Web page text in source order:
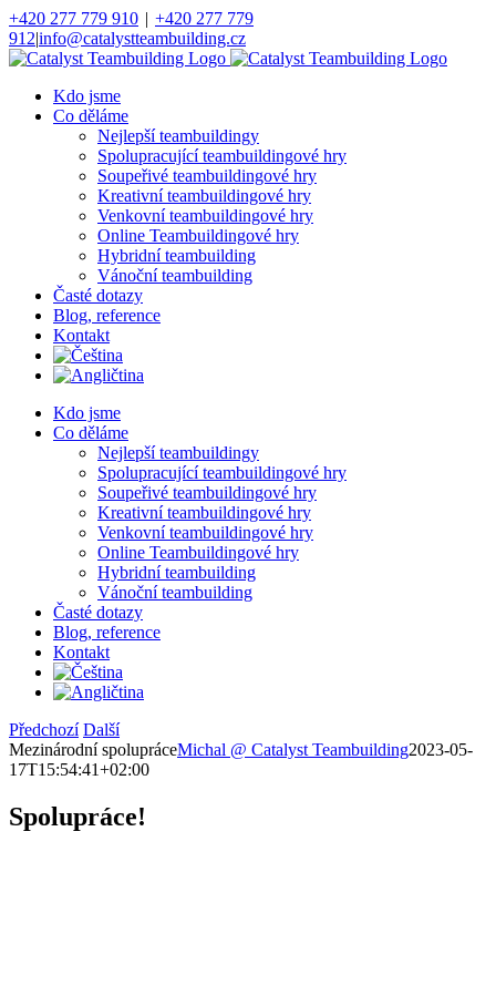
Přeskočit
na
obsah
+420 277 779 910 | +420 277 779
912|info@catalystteambuilding.cz
Facebook
Instagram
Kdo jsme
Co děláme
Nejlepší teambuildingy
Spolupracující teambuildingové hry
Soupeřivé teambuildingové hry
Kreativní teambuildingové hry
Venkovní teambuildingové hry
Online Teambuildingové hry
Hybridní teambuilding
Vánoční teambuilding
Časté dotazy
Blog, reference
Kontakt
Kdo jsme
Co děláme
Nejlepší teambuildingy
Spolupracující teambuildingové hry
Soupeřivé teambuildingové hry
Kreativní teambuildingové hry
Venkovní teambuildingové hry
Online Teambuildingové hry
Hybridní teambuilding
Vánoční teambuilding
Časté dotazy
Blog, reference
Kontakt
Předchozí Další
Mezinárodní spolupráceMichal @ Catalyst Teambuilding2023-05-
17T15:54:41+02:00
Spolupráce!